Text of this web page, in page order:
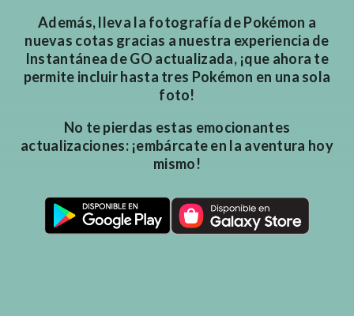
Además, lleva la fotografía de Pokémon a
nuevas cotas gracias a nuestra experiencia de
Instantánea de GO actualizada, ¡que ahora te
permite incluir hasta tres Pokémon en una sola
foto!
No te pierdas estas emocionantes
actualizaciones: ¡embárcate en la aventura hoy
mismo!